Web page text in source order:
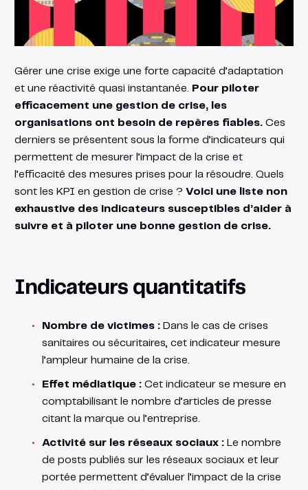
Gérer une crise exige une forte capacité d’adaptation
et une réactivité quasi instantanée. Pour piloter
efficacement une gestion de crise, les
organisations ont besoin de repères fiables.Ces
derniers se présentent sous la forme d’indicateurs qui
permettent de mesurer l’impact de la crise et
l’efficacité des mesures prises pour la résoudre. Quels
sont les KPI en gestion de crise ? Voici une liste non
exhaustive des indicateurs susceptibles d’aider à
suivre et à piloter une bonne gestion de crise.
Indicateurs quantitatifs
Nombre de victimes :Dans le cas de crises
sanitaires ou sécuritaires, cet indicateur mesure
l’ampleur humaine de la crise.
Effet médiatique :Cet indicateur se mesure en
comptabilisant le nombre d’articles de presse
citant la marque ou l’entreprise.
Activité sur les réseaux sociaux :Le nombre
de posts publiés sur les réseaux sociaux et leur
portée permettent d’évaluer l’impact de la crise